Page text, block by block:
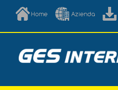
Home Azienda